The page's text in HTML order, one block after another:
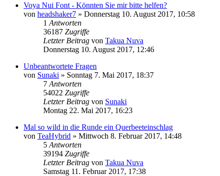
Voya Nui Font - Könnten Sie mir bitte helfen?
von headshaker7 » Donnerstag 10. August 2017, 10:58
1 Antworten
36187 Zugriffe
Letzter Beitrag von Takua Nuva
Donnerstag 10. August 2017, 12:46
Unbeantwortete Fragen
von Sunaki » Sonntag 7. Mai 2017, 18:37
7 Antworten
54022 Zugriffe
Letzter Beitrag von Sunaki
Montag 22. Mai 2017, 16:23
Mal so wild in die Runde ein Querbeeteinschlag
von TeaHybrid » Mittwoch 8. Februar 2017, 14:48
5 Antworten
39194 Zugriffe
Letzter Beitrag von Takua Nuva
Samstag 11. Februar 2017, 17:38